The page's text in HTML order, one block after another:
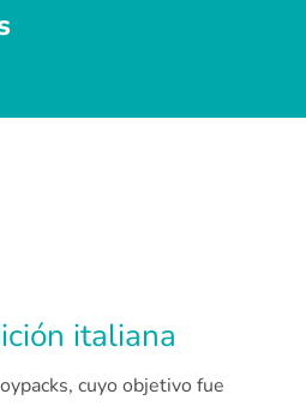
italiana
cuyo objetivo fue